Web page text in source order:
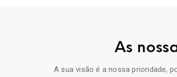
As
A sua visão é a nossa prioridade,